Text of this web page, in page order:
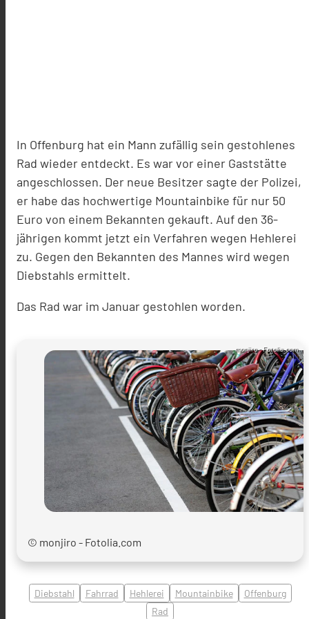
In Offenburg hat ein Mann zufällig sein gestohlenes
Rad wieder entdeckt. Es war vor einer Gaststätte
angeschlossen. Der neue Besitzer sagte der Polizei,
er habe das hochwertige Mountainbike für nur 50
Euro von einem Bekannten gekauft. Auf den 36-
jährigen kommt jetzt ein Verfahren wegen Hehlerei
zu. Gegen den Bekannten des Mannes wird wegen
Diebstahls ermittelt.
Das Rad war im Januar gestohlen worden.
monjiro - Fotolia.com
© monjiro - Fotolia.com
Diebstahl Fahrrad Hehlerei Mountainbike
Offenburg
Rad